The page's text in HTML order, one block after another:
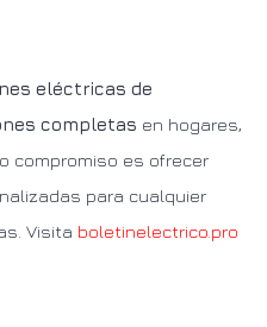
eléctricas de
completas en hogares,
compromiso es ofrecer
para cualquier
Visita boletinelectrico.pro